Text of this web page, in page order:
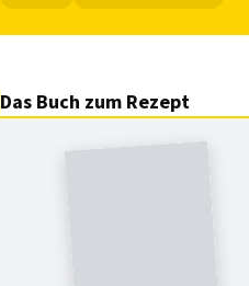
Das Buch zum Rezept